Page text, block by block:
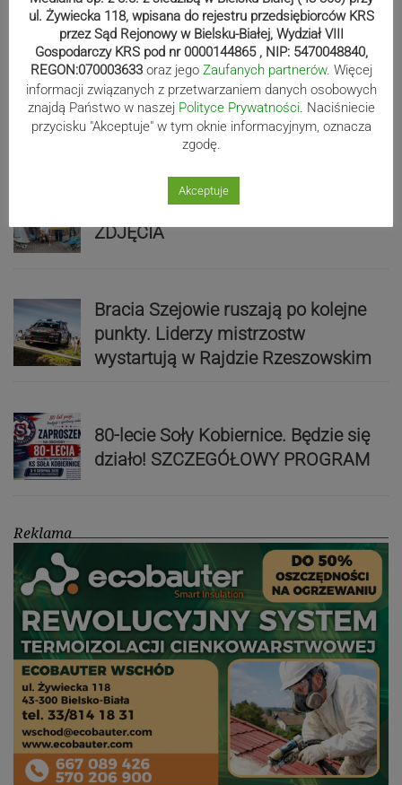
ZDJĘCIA
Biało-zieloni nadal niepokonani.
Rekord – Stal 3:1 | ZDJĘCIA
Mistrzowie świata z MCK Żywiec!
ZDJĘCIA
Bracia Szejowie ruszają po kolejne
punkty. Liderzy mistrzostw
wystartują w Rajdzie Rzeszowskim
80-lecie Soły Kobiernice. Będzie się
działo! SZCZEGÓŁOWY PROGRAM
Reklama
ul. Żywiecka 118, wpisana do rejestru przedsiębiorców KRS
przez Sąd Rejonowy w Bielsku-Białej, Wydział VIII
Gospodarczy KRS pod nr 0000144865 , NIP: 5470048840,
REGON:070003633 oraz jego Zaufanych partnerów. Więcej
informacji związanych z przetwarzaniem danych osobowych
znajdą Państwo w naszej Polityce Prywatności. Naciśniecie
przycisku "Akceptuje" w tym oknie informacyjnym, oznacza
zgodę.
Akceptuje